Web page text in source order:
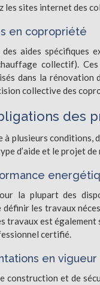
les sites internet des
en copropriété
aides spécifiques
collectif).
dans la rénovation
collective des
des
à plusieurs
d’aide et le projet
la plupart des
les travaux
travaux est
certifié.
en vigueur
construction et de